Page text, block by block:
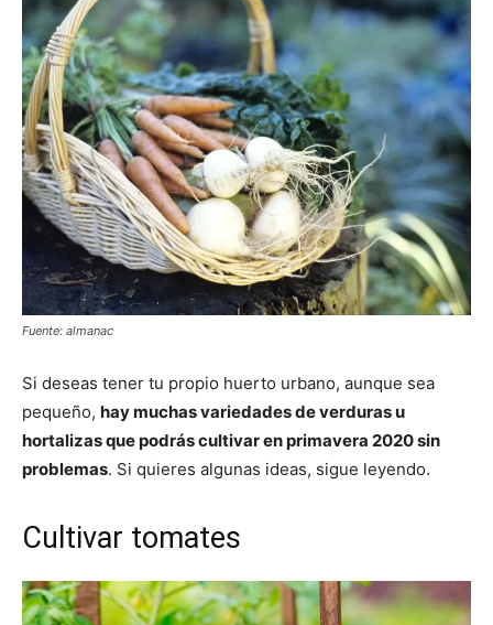
Fuente: almanac
Si deseas tener tu propio huerto urbano, aunque sea
pequeño, hay muchas variedades de verduras u
hortalizas que podrás cultivar en primavera 2020 sin
problemas. Si quieres algunas ideas, sigue leyendo.
Cultivar tomates